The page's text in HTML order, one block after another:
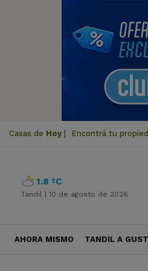
Casas de Hoy Encontrá tu
1.8 ºC
Tandil | 10 de agosto de 2026
AHORA MISMO TANDIL A